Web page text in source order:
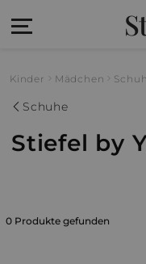
Kinder Mädchen
Schuhe
Stiefel by
0 Produkte gefunden